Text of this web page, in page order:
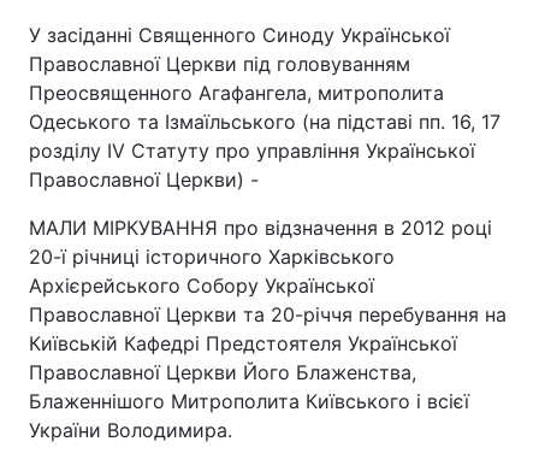
У засіданні Священного Синоду Української
Православної Церкви під головуванням
Преосвященного Агафангела, митрополита
Одеського та Ізмаїльського (на підставі пп. 16, 17
розділу IV Статуту про управління Української
Православної Церкви) -
МАЛИ МІРКУВАННЯ про відзначення в 2012 році
20-ї річниці історичного Харківського
Архієрейського Собору Української
Православної Церкви та 20-річчя перебування на
Київській Кафедрі Предстоятеля Української
Православної Церкви Його Блаженства,
Блаженнішого Митрополита Київського і всієї
України Володимира.